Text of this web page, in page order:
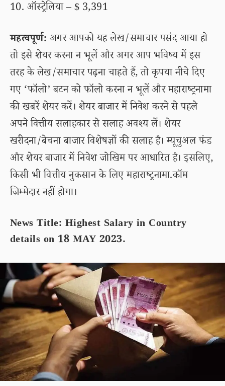
10. ऑस्ट्रेलिया – $ 3,391
महत्वपूर्ण: अगर आपको यह लेख/समाचार पसंद आया हो
तो इसे शेयर करना न भूलें और अगर आप भविष्य में इस
तरह के लेख/समाचार पढ़ना चाहते हैं, तो कृपया नीचे दिए
गए ‘फॉलो’ बटन को फॉलो करना न भूलें और महाराष्ट्रनामा
की खबरें शेयर करें। शेयर बाजार में निवेश करने से पहले
अपने वित्तीय सलाहकार से सलाह अवश्य लें। शेयर
खरीदना/बेचना बाजार विशेषज्ञों की सलाह है। म्यूचुअल फंड
और शेयर बाजार में निवेश जोखिम पर आधारित है। इसलिए,
किसी भी वित्तीय नुकसान के लिए महाराष्ट्रनामा.कॉम
जिम्मेदार नहीं होगा।
News Title: Highest Salary in Country
details on 18 MAY 2023.